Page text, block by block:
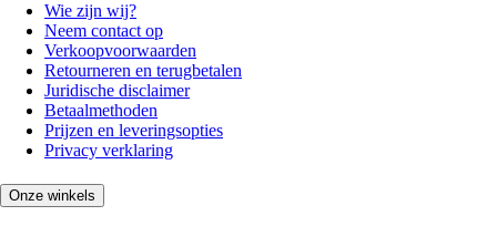
Wie zijn wij?
Neem contact op
Verkoopvoorwaarden
Retourneren en terugbetalen
Juridische disclaimer
Betaalmethoden
Prijzen en leveringsopties
Privacy verklaring
Onze winkels